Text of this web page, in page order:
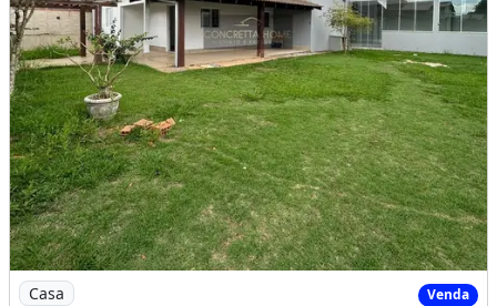
Imagem: Casa Térrea Ampliada 210M²
Casa Venda